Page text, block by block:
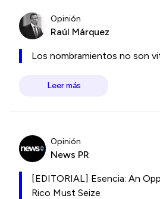
Opinión
Raúl Márquez
Los nombramientos no son
Leer más
Opinión
News PR
[EDITORIAL] Esencia: An
Rico Must Seize